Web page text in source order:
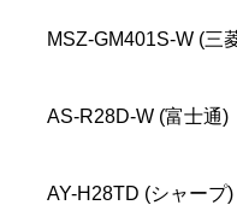
MSZ-GM401S-W (三
AS-R28D-W (富士通)
AY-H28TD (シャープ)